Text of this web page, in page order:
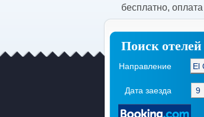
бесплатно,
Поиск отелей
Направление
Дата заезда